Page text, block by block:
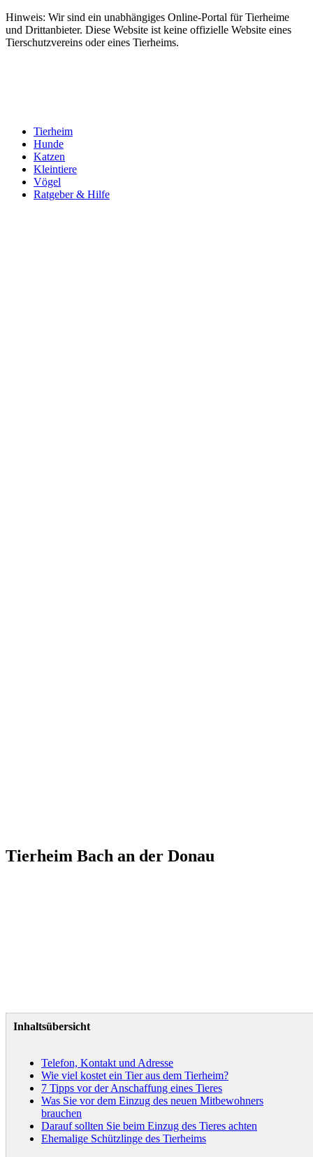
Hinweis: Wir sind ein unabhängiges Online-Portal für Tierheime
und Drittanbieter. Diese Website ist keine offizielle Website eines
Tierschutzvereins oder eines Tierheims.
Tierheim
Hunde
Katzen
Kleintiere
Vögel
Ratgeber & Hilfe
Tierheim Bach an der Donau
Inhaltsübersicht
Telefon, Kontakt und Adresse
Wie viel kostet ein Tier aus dem Tierheim?
7 Tipps vor der Anschaffung eines Tieres
Was Sie vor dem Einzug des neuen Mitbewohners
brauchen
Darauf sollten Sie beim Einzug des Tieres achten
Ehemalige Schützlinge des Tierheims